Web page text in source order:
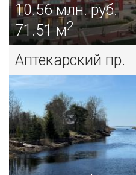
10.56млн. руб.
71.51 м2
Аптекарский пр.